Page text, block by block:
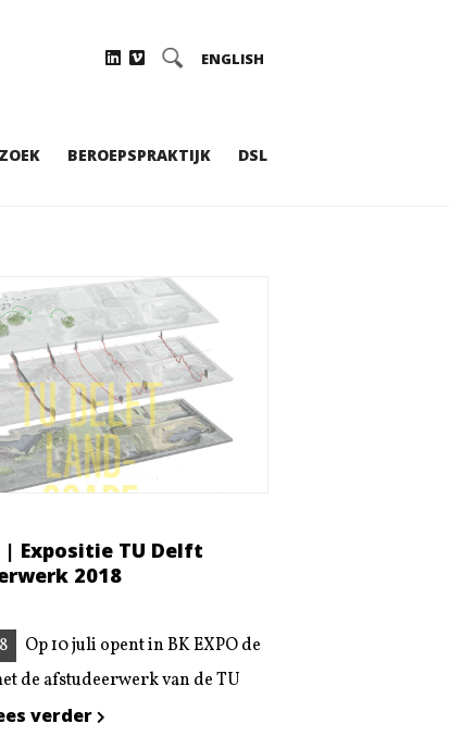
ENGLISH
BEROEPSPRAKTIJK DSL
| Expositie TU Delft
2018
Op 10 juli opent in BK EXPO de
de afstudeerwerk van de TU
verder